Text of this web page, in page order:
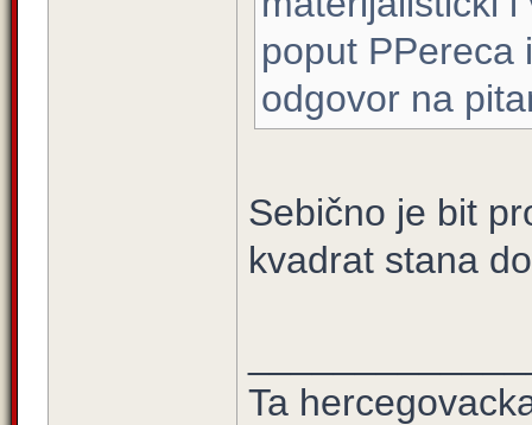
poput PPereca
odgovor na
Sebično je bit
kvadrat stana
Ta